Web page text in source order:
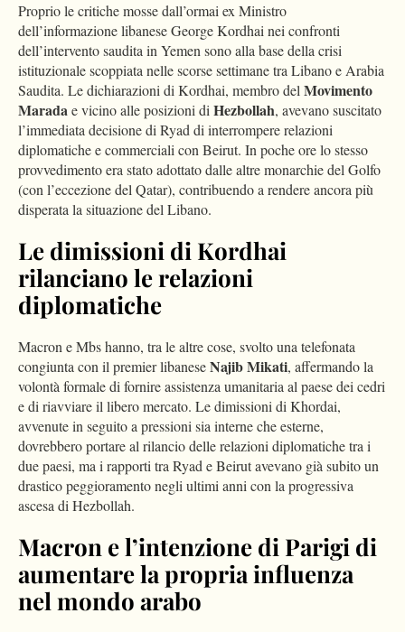
Proprio le critiche mosse dall’ormai ex Ministro
dell’informazione libanese George Kordhai nei confronti
dell’intervento saudita in Yemen sono alla base della crisi
istituzionale scoppiata nelle scorse settimane tra Libano e Arabia
Saudita. Le dichiarazioni di Kordhai, membro delMovimento
Maradae vicino alle posizioni diHezbollah, avevano suscitato
l’immediata decisione di Ryad di interrompere relazioni
diplomatiche e commerciali con Beirut. In poche ore lo stesso
provvedimento era stato adottato dalle altre monarchie del Golfo
(con l’eccezione del Qatar), contribuendo a rendere ancora più
disperata la situazione del Libano.
Le dimissioni di Kordhai
rilanciano le relazioni
diplomatiche
Macron e Mbs hanno, tra le altre cose, svolto una telefonata
congiunta con il premier libaneseNajib Mikati, affermando la
volontà formale di fornire assistenza umanitaria al paese dei cedri
e di riavviare il libero mercato. Le dimissioni di Khordai,
avvenute in seguito a pressioni sia interne che esterne,
dovrebbero portare al rilancio delle relazioni diplomatiche tra i
due paesi, ma i rapporti tra Ryad e Beirut avevano già subito un
drastico peggioramento negli ultimi anni con la progressiva
ascesa di Hezbollah.
Macron e l’intenzione di Parigi di
aumentare la propria influenza
nel mondo arabo